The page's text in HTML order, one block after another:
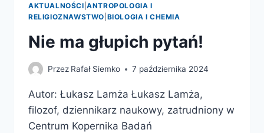
AKTUALNOŚCI |ANTROPOLOGIA I
RELIGIOZNAWSTWO BIOLOGIA I CHEMIA
Nie ma głupich pytań!
Przez Rafał Siemko 7 października 2024
Autor: Łukasz Lamża Łukasz Lamża,
filozof, dziennikarz naukowy, zatrudniony w
Centrum Kopernika Badań